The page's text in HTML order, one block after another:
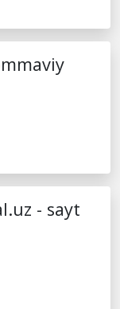
- sayt